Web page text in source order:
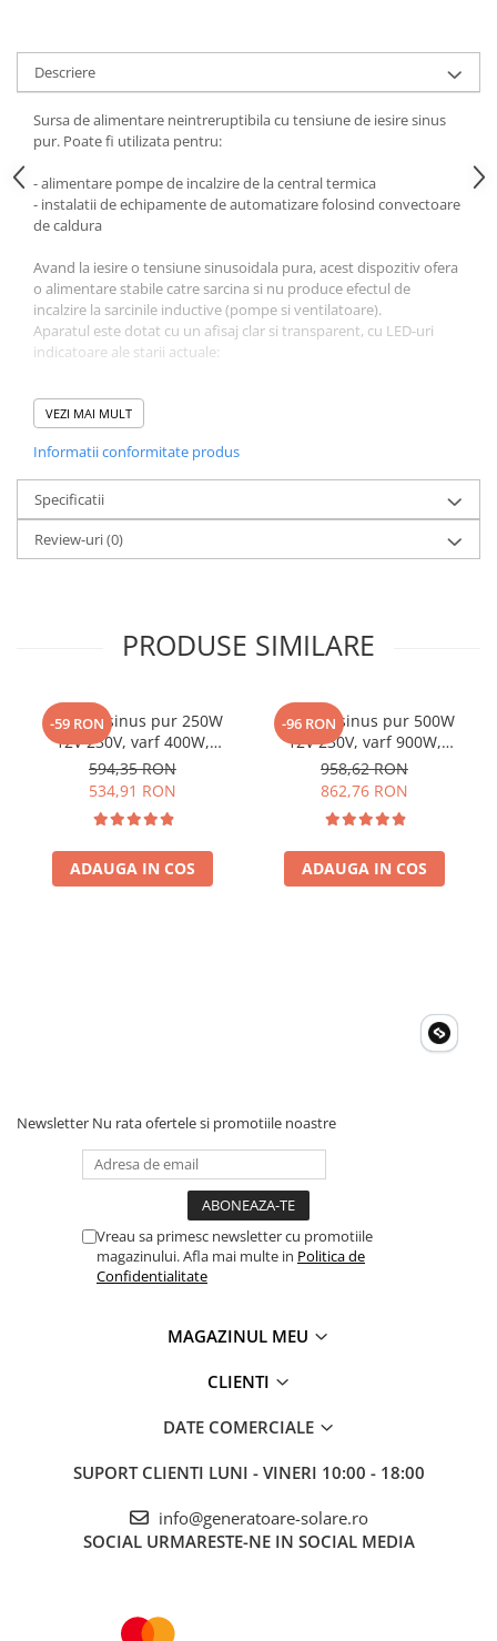
Descriere
Sursa de alimentare neintreruptibila cu tensiune de iesire sinus
pur. Poate fi utilizata pentru:
- alimentare pompe de incalzire de la central termica
- instalatii de echipamente de automatizare folosind convectoare
de caldura
Avand la iesire o tensiune sinusoidala pura, acest dispozitiv ofera
o alimentare stabile catre sarcina si nu produce efectul de
incalzire la sarcinile inductive (pompe si ventilatoare).
Aparatul este dotat cu un afisaj clar si transparent, cu LED-uri
indicatoare ale starii actuale:
- tensiune de intrare
- tensiunea de iesire si frecventa
- nivelul bateriei
VEZI MAI MULT
Informatii conformitate produs
Specificatii
Review-uri(0)
PRODUSE SIMILARE
-59 RON
Invertor sinus pur 250W
12V 230V, varf 400W,
Victron Phoenix, pentru
auto, panouri solare, rulota,
594,35 RON
534,91 RON
ADAUGA IN COS
-96 RON
Invertor sinus pur 500W
12V 230V, varf 900W,
Victron Phoenix, pentru
auto, panouri solare, rulota,
958,62 RON
862,76 RON
ADAUGA IN COS
Newsletter Nu rata ofertele si promotiile noastre
Vreau sa primesc newsletter cu promotiile
magazinului. Afla mai multe in Politica de
Confidentialitate
MAGAZINUL MEU
CLIENTI
DATE COMERCIALE
SUPORT CLIENTI LUNI - VINERI 10:00 - 18:00
info@generatoare-solare.ro
SOCIAL URMARESTE-NE IN SOCIAL MEDIA